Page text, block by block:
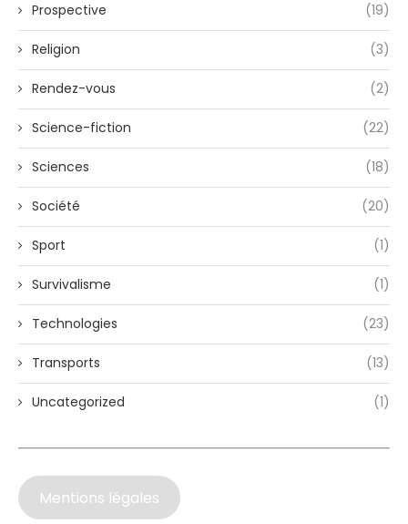
Prospective (19)
Religion (3)
Rendez-vous (2)
Science-fiction (22)
Sciences (18)
Société (20)
Sport (1)
Survivalisme (1)
Technologies (23)
Transports (13)
Uncategorized (1)
Mentions légales